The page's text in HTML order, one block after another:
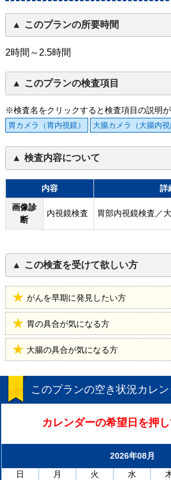
このプランの所要時間
2時間～2.5時間
このプランの検査項目
※検査名をクリックすると検査項目の説明
胃カメラ（胃内視鏡） 大腸カメラ（大腸内視
検査内容について
内容
詳
画像診
断
内視鏡検査 胃部内視鏡検査／
この検査を受けて欲しい方
がんを早期に発見したい方
胃の具合が気になる方
大腸の具合が気になる方
このプランの空き状況カレ
カレンダーの希望日を押
2026年08月
日
月 火 水